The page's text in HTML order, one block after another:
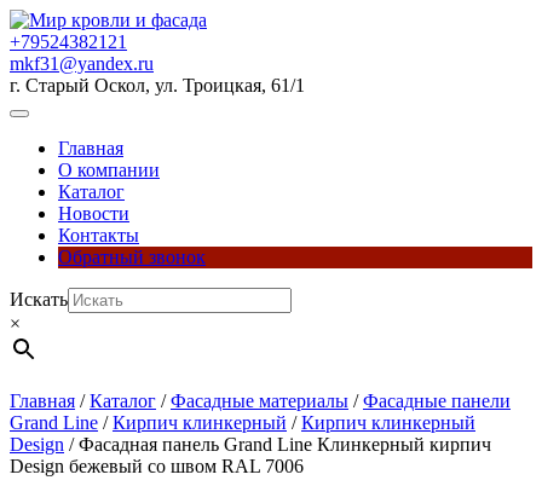
Перейти
к
содержимому
+79524382121
mkf31@yandex.ru
г. Старый Оскол, ул. Троицкая, 61/1
Кнопка
ОткрытьГлавная
О компании
Каталог
Новости
Контакты
Обратный звонок
Кнопка
Закрыть
Искать
×
Главная /Каталог /Фасадные материалы /Фасадные панели
Grand Line /Кирпич клинкерный /Кирпич клинкерный
Design / Фасадная панель Grand Line Клинкерный кирпич
Design бежевый со швом RAL 7006